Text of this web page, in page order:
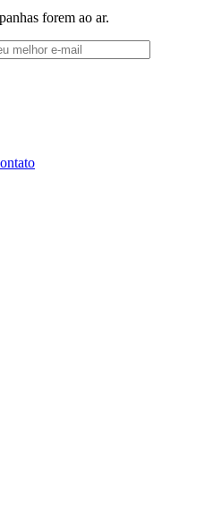
forem ao ar.